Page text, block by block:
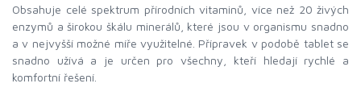
Obsahuje celé spektrum přírodních vitaminů, více než 20 živých
enzymů a širokou škálu minerálů, které jsou v organismu snadno
a v nejvyšší možné míře využitelné. Přípravek v podobě tablet se
snadno užívá a je určen pro všechny, kteří hledají rychlé a
komfortní řešení.